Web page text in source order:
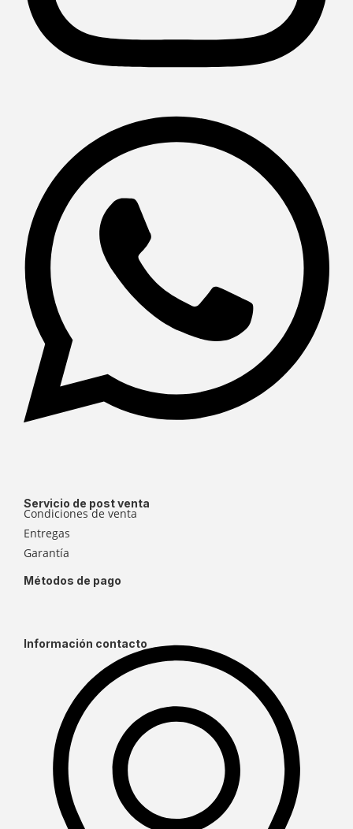
Servicio de post venta
Condiciones de venta
Entregas
Garantía
Métodos de pago
Información contacto